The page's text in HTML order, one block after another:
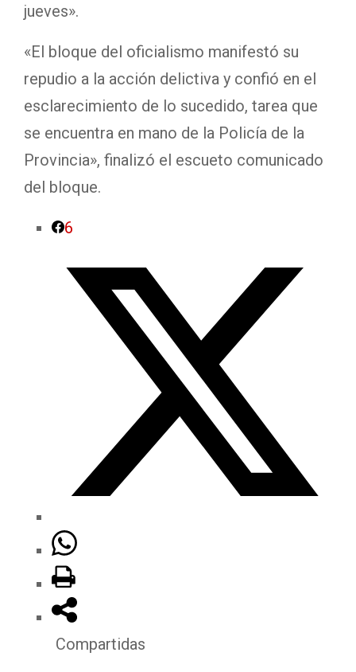
jueves».
«El bloque del oficialismo manifestó su
repudio a la acción delictiva y confió en el
esclarecimiento de lo sucedido, tarea que
se encuentra en mano de la Policía de la
Provincia», finalizó el escueto comunicado
del bloque.
6
Compartidas